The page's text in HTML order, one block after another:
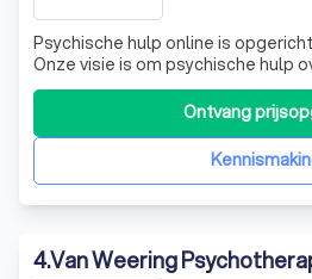
Psychische hulp online is
Onze visie is om psychische hulp
bereikbaar te maken. Bereikbaar
behoefte hebben aan zorg en
vanuit meerdere locaties kunnen werken.
verschillende reizen is het Maaike
Ontvang
4.Van Weering